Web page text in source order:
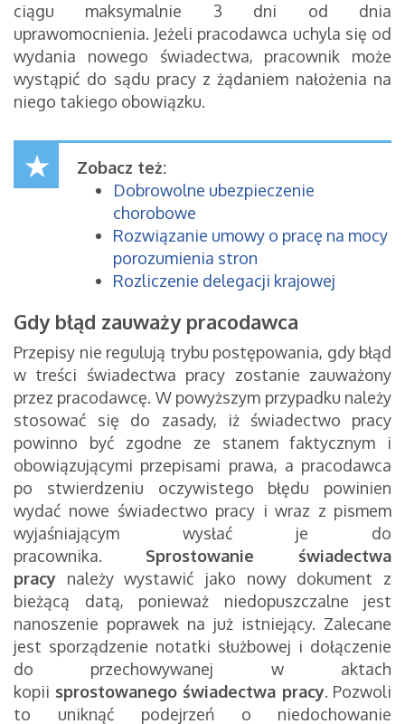
ciągu maksymalnie 3 dni od dnia
uprawomocnienia. Jeżeli pracodawca uchyla się od
wydania nowego świadectwa, pracownik może
wystąpić do sądu pracy z żądaniem nałożenia na
niego takiego obowiązku.
Zobacz też:
Dobrowolne ubezpieczenie
chorobowe
Rozwiązanie umowy o pracę na mocy
porozumienia stron
Rozliczenie delegacji krajowej
Gdy błąd zauważy pracodawca
Przepisy nie regulują trybu postępowania, gdy błąd
w treści świadectwa pracy zostanie zauważony
przez pracodawcę. W powyższym przypadku należy
stosować się do zasady, iż świadectwo pracy
powinno być zgodne ze stanem faktycznym i
obowiązującymi przepisami prawa, a pracodawca
po stwierdzeniu oczywistego błędu powinien
wydać nowe świadectwo pracy i wraz z pismem
wyjaśniającym wysłać je do
pracownika. Sprostowanie świadectwa
pracy należy wystawić jako nowy dokument z
bieżącą datą, ponieważ niedopuszczalne jest
nanoszenie poprawek na już istniejący. Zalecane
jest sporządzenie notatki służbowej i dołączenie
do przechowywanej w aktach
kopii sprostowanego świadectwa pracy. Pozwoli
to uniknąć podejrzeń o niedochowanie